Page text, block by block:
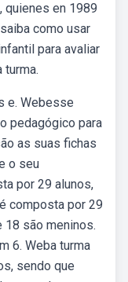
quienes en 1989
como usar
para avaliar
turma.
e. Webesse
pedagógico para
as suas fichas
o seu
por 29 alunos,
composta por 29
18 são meninos.
6. Weba turma
sendo que